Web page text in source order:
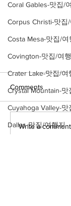
Coral Gables-맛집/
Corpus Christi-맛집
Costa Mesa-맛집/여
Covington-맛집/여
Crater Lake-맛집/여
Crystal Mountain-맛
Cuyahoga Valley-맛
Dallas-맛집/여행지
[여행지/일
Comments
Write a